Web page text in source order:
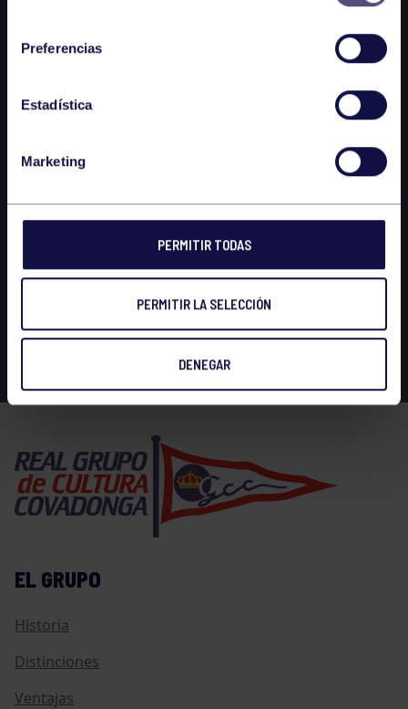
Preferencias
Estadística
Marketing
PERMITIR TODAS
PERMITIR LA SELECCIÓN
DENEGAR
EL GRUPO
Historia
Distinciones
Ventajas